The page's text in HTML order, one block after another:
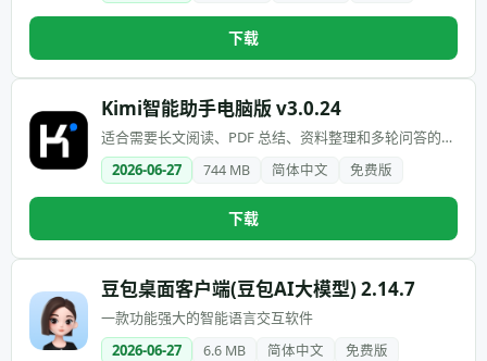
下载
Kimi智能助手电脑版 v3.0.24
适合需要长文阅读、PDF 总结、资料整理和多轮问答的用
户
2026-06-27 744 MB 简体中文 免费版
下载
豆包桌面客户端(豆包AI大模型) 2.14.7
一款功能强大的智能语言交互软件
2026-06-27
6.6 MB 简体中文 免费版